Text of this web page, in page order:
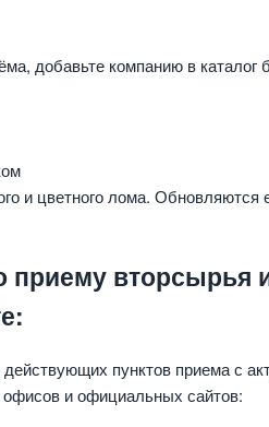
добавьте компанию в каталог
и цветного лома.
приему вторсырья
пунктов приема с
и официальных сайтов: